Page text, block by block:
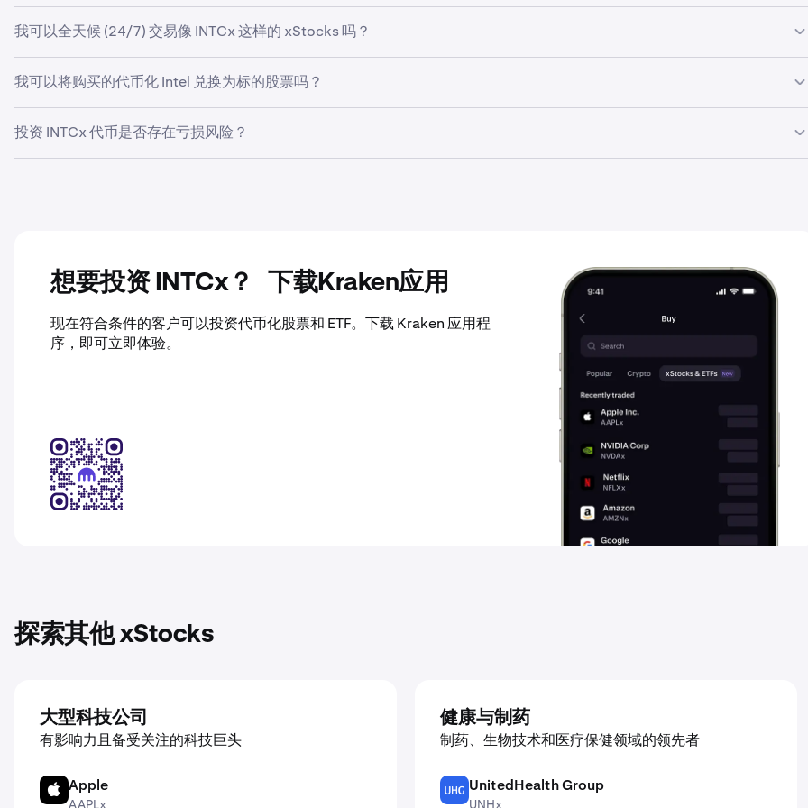
我可以全天候 (24/7) 交易像 INTCx 这样的 xStocks 吗？
我可以将购买的代币化 Intel 兑换为标的股票吗？
币或稳定币。请注意，所有 xStocks 投资均需支付费用，具体请参阅每个 xStocks 的《招股说明书》。因此，兑换时
的价值，可能低于在同一时期持有的标的股票或公司股票实际所有权的潜在回报。
投资 INTCx 代币是否存在亏损风险？
想要投资 INTCx？ 下载Kraken应用
现在符合条件的客户可以投资代币化股票和 ETF。下载 Kraken 应用程
序，即可立即体验。
探索其他 xStocks
大型科技公司
有影响力且备受关注的科技巨头
AAPL Apple
AAPLx
健康与制药
制药、生物技术和医疗保健领域的领先者
UNH UnitedHealth Group
UNHx